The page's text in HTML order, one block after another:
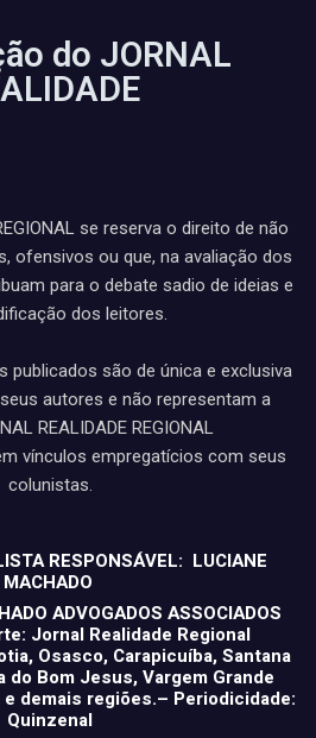
do JORNAL
se reserva o direito de não
ofensivos ou que, na avaliação dos
para o debate sadio de ideias e
dos leitores.
publicados são de única e exclusiva
autores e não representam a
REALIDADE REGIONAL
vínculos empregatícios com seus
colunistas.
RESPONSÁVEL: LUCIANE
MACHADO
ADVOGADOS ASSOCIADOS
Jornal Realidade Regional
Osasco, Carapicuíba, Santana
do Bom Jesus, Vargem Grande
demais regiões.– Periodicidade:
Quinzenal